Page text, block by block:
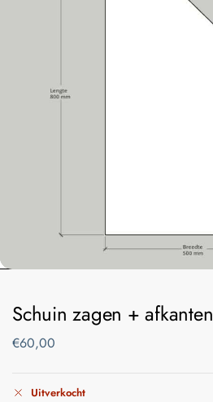
Schuin zagen + afkanten
€60,00
Uitverkocht